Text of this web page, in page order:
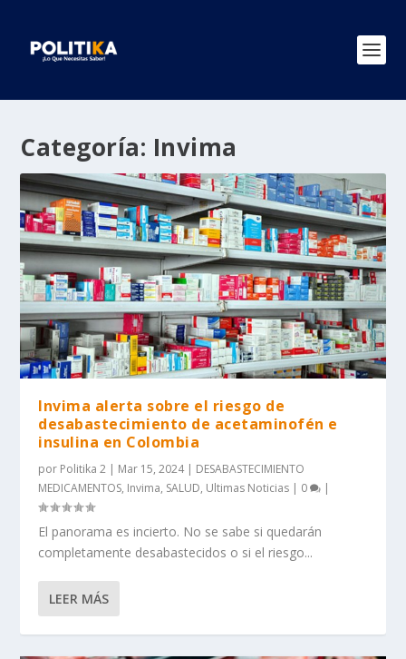
Categoría: Invima
Invima alerta sobre el riesgo de
desabastecimiento de acetaminofén e
insulina en Colombia
por Politika 2 | Mar 15, 2024| DESABASTECIMIENTO
MEDICAMENTOS, Invima, SALUD, Ultimas Noticias | 0 |
El panorama es incierto. No se sabe si quedarán
completamente desabastecidos o si el riesgo...
LEER MÁS